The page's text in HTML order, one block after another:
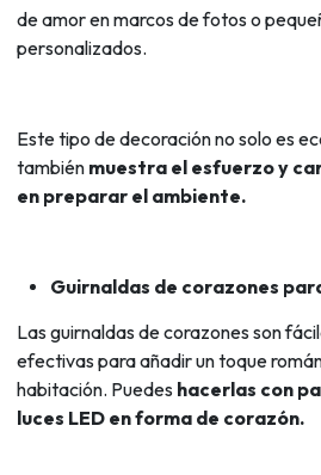
de amor en marcos de fotos o
personalizados.
Este tipo de decoración no solo es
también muestra el esfuerzo y
en preparar el ambiente.
Guirnaldas de corazones
Las guirnaldas de corazones son
efectivas para añadir un toque
habitación. Puedes hacerlas con
luces LED en forma de corazón.